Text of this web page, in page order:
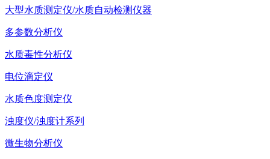
大型水质测定仪/水质自动检测仪器
多参数分析仪
水质毒性分析仪
电位滴定仪
水质色度测定仪
浊度仪/浊度计系列
微生物分析仪